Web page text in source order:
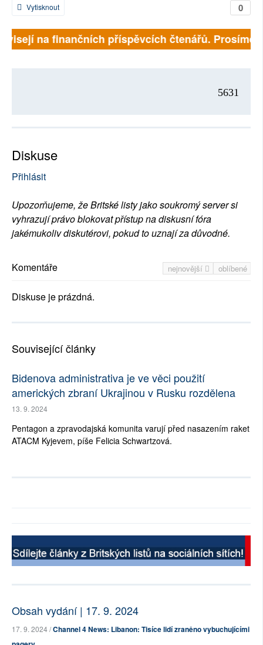
0
Vytisknout
na finančních příspěvcích čtenářů. Prosíme,
5631
Diskuse
Přihlásit
Upozorňujeme, že Britské listy jako soukromý server si
vyhrazují právo blokovat přístup na diskusní fóra
jakémukoliv diskutérovi, pokud to uznají za důvodné.
nejnovější oblíbené
Komentáře
Diskuse je prázdná.
Související články
Bidenova administrativa je ve věci použití
amerických zbraní Ukrajinou v Rusku rozdělena
13. 9. 2024
Pentagon a zpravodajská komunita varují před nasazením raket
ATACM Kyjevem, píše Felicia Schwartzová.
Obsah vydání | 17. 9. 2024
17. 9. 2024 /Channel 4 News: Libanon: Tisíce lidí zraněno vybuchujícími